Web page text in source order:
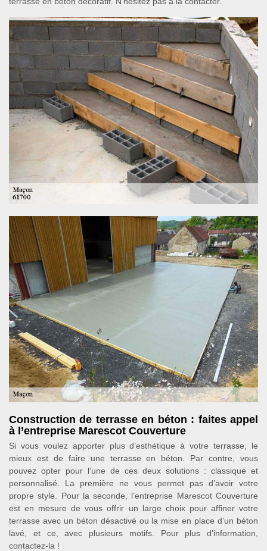
Construction de terrasse en béton : faites appel
à l’entreprise Marescot Couverture
Si vous voulez apporter plus d’esthétique à votre terrasse, le
mieux est de faire une terrasse en béton. Par contre, vous
pouvez opter pour l’une de ces deux solutions : classique et
personnalisé. La première ne vous permet pas d’avoir votre
propre style. Pour la seconde, l’entreprise Marescot Couverture
est en mesure de vous offrir un large choix pour affiner votre
terrasse avec un béton désactivé ou la mise en place d’un béton
lavé, et ce, avec plusieurs motifs. Pour plus d’information,
contactez-la !